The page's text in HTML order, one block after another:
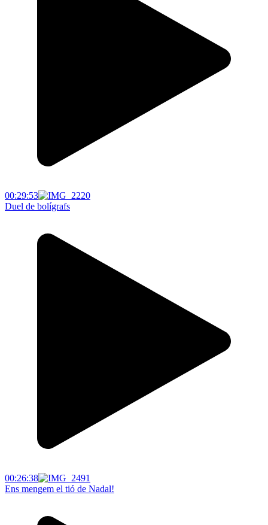
00:29:53
Duel de bolígrafs
00:26:38
Ens mengem el tió de Nadal!